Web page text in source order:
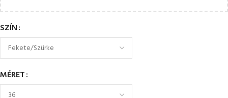
SZÍN
MÉRET